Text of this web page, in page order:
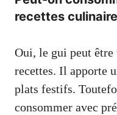
recettes
Oui, le gui peut être
recettes. Il apporte
plats festifs.
consommer avec